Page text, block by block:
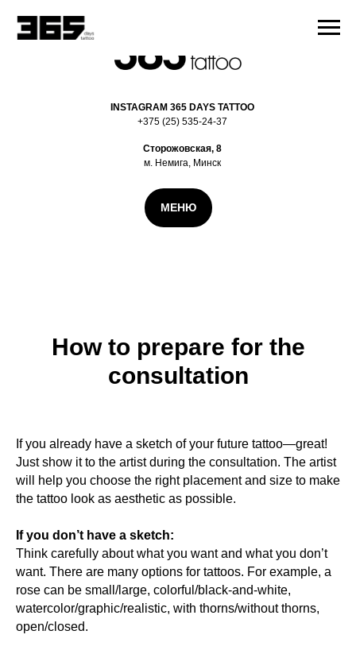
INSTAGRAM 365 DAYS TATTOO
+375 (25) 535-24-37
Сторожовская, 8
м. Немига, Минск
МЕНЮ
How to prepare for the
consultation
If you already have a sketch of your future tattoo—great!
Just show it to the artist during the consultation. The artist
will help you choose the right placement and size to make
the tattoo look as aesthetic as possible.
If you don’t have a sketch:
Think carefully about what you want and what you don’t
want. There are many options for tattoos. For example, a
rose can be small/large, colorful/black-and-white,
watercolor/graphic/realistic, with thorns/without thorns,
open/closed.